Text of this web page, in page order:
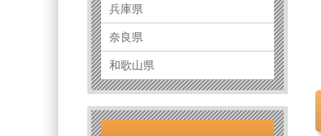
兵庫県
奈良県
和歌山県